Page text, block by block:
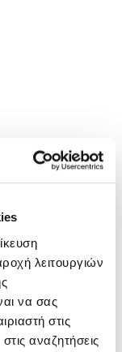
λειτουργιών
να σας
στις
αναζητήσεις